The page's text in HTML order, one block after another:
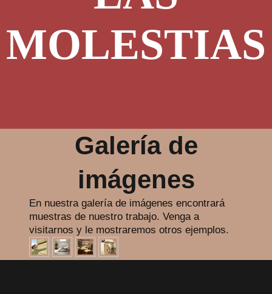
MOLESTIAS
Galería de
imágenes
En nuestra galería de imágenes encontrará
muestras de nuestro trabajo. Venga a
visitarnos y le mostraremos otros ejemplos.